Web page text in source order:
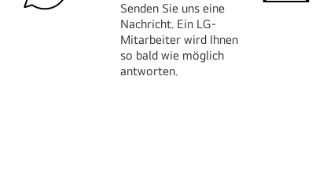
Senden Sie uns eine
Nachricht. Ein LG-
Mitarbeiter wird Ihnen
so bald wie möglich
antworten.